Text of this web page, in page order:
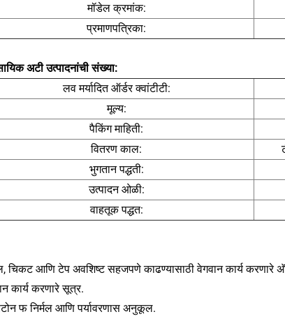
मॉडेल क्रमांक:
प्रमाणपत्रिका:
अटीउत्पादनांची संख्या:
लव मर्यादित ऑर्डर क्वांटीटी:
मूल्य:
पैकिंग माहिती:
वितरण काल:
भुगतान पद्धती:
उत्पादन ओळी:
वाहतूक पद्धत:
चिकट आणि टेप अवशिष्ट सहजपणे काढण्यासाठी वेगवान कार्य करणारे
कार्य करणारे सूत्र.
फनिर्मल आणि पर्यावरणास अनुकूल.